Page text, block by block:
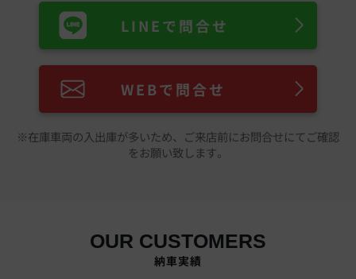
LINEで問合せ
WEBで問合せ
※在庫車両の入出庫が多いため、ご来店前にお問合せにてご確認
をお願い致します。
OUR CUSTOMERS
納車実績